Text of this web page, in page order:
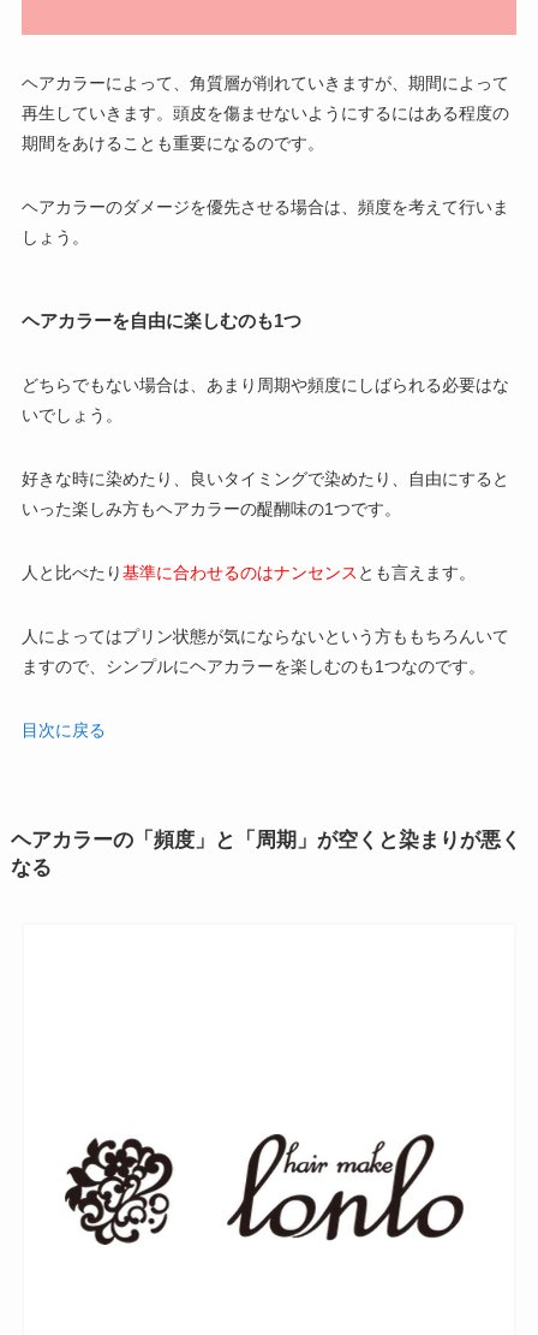
ヘアカラーによって、角質層が削れていきますが、期間によって
再生していきます。頭皮を傷ませないようにするにはある程度の
期間をあけることも重要になるのです。
ヘアカラーのダメージを優先させる場合は、頻度を考えて行いま
しょう。
ヘアカラーを自由に楽しむのも1つ
どちらでもない場合は、あまり周期や頻度にしばられる必要はな
いでしょう。
好きな時に染めたり、良いタイミングで染めたり、自由にすると
いった楽しみ方もヘアカラーの醍醐味の1つです。
人と比べたり基準に合わせるのはナンセンス とも言えます。
人によってはプリン状態が気にならないという方ももちろんいて
ますので、シンプルにヘアカラーを楽しむのも1つなのです。
目次に戻る
ヘアカラーの「頻度」と「周期」が空くと染まりが悪く
なる